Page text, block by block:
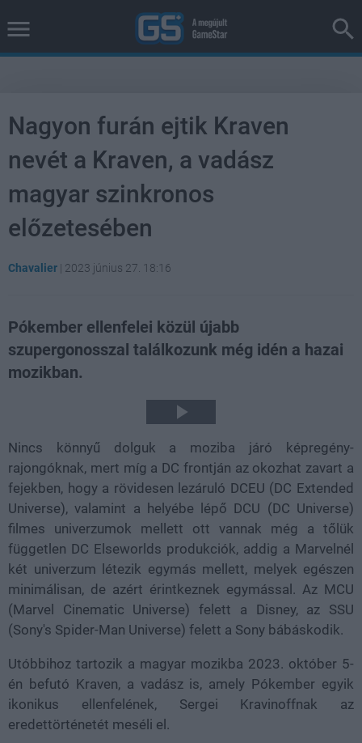
Nagyon furán ejtik Kraven
nevét a Kraven, a vadász
magyar szinkronos
előzetesében
Chavalier | 2023 június 27. 18:16
Pókember ellenfelei közül újabb
szupergonosszal találkozunk még idén a hazai
mozikban.
Play
Video
Nincs könnyű dolguk a moziba járó képregény-
rajongóknak, mert míg a DC frontján az okozhat zavart a
fejekben, hogy a rövidesen lezáruló DCEU (DC Extended
Universe), valamint a helyébe lépő DCU (DC Universe)
filmes univerzumok mellett ott vannak még a tőlük
független DC Elseworlds produkciók, addig a Marvelnél
két univerzum létezik egymás mellett, melyek egészen
minimálisan, de azért érintkeznek egymással. Az MCU
(Marvel Cinematic Universe) felett a Disney, az SSU
(Sony's Spider-Man Universe) felett a Sony bábáskodik.
Utóbbihoz tartozik a magyar mozikba 2023. október 5-
én befutó Kraven, a vadász is, amely Pókember egyik
ikonikus ellenfelének, Sergei Kravinoffnak az
eredettörténetét meséli el.